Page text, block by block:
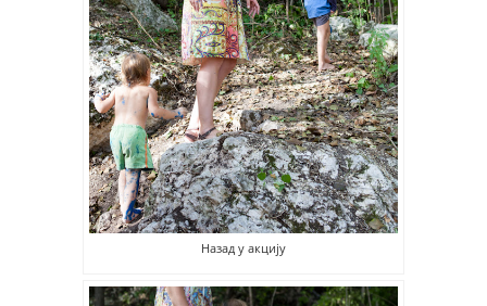
Назад у акцију